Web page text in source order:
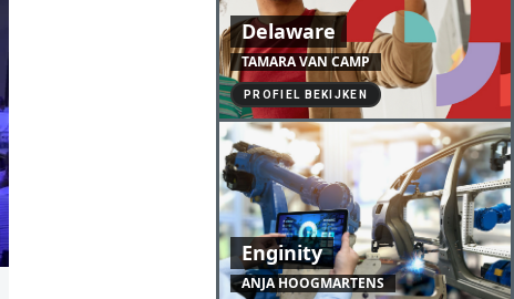
Delaware
TAMARA VAN CAMP
PROFIEL BEKIJKEN
Enginity
ANJA HOOGMARTENS